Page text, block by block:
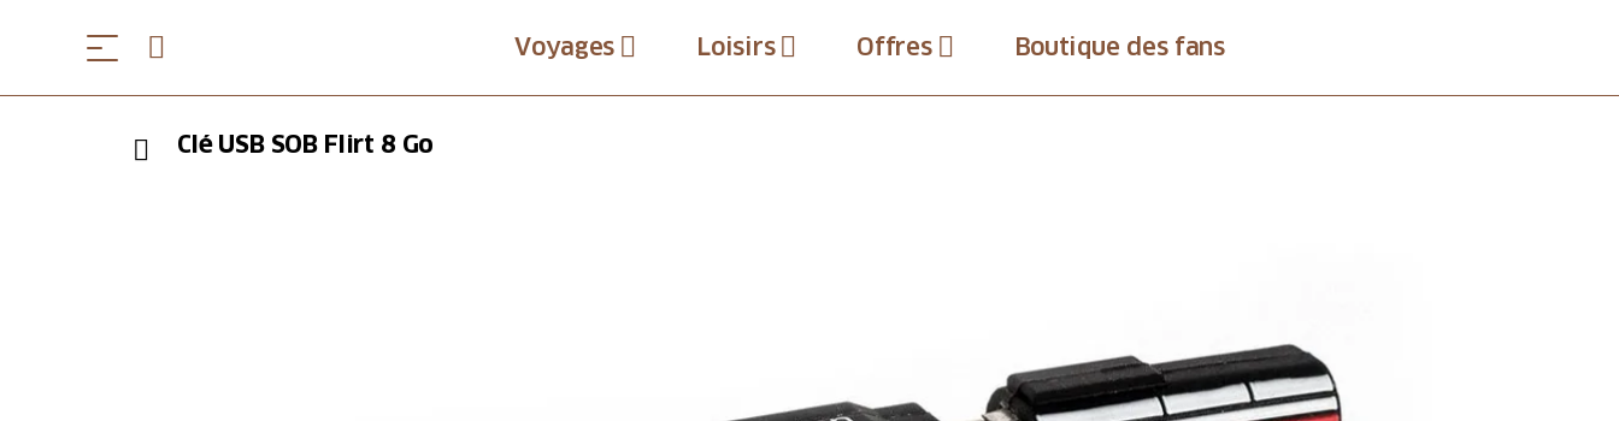
Voyages Loisirs Offres Boutique des fans
Clé USB SOB Flirt 8 Go